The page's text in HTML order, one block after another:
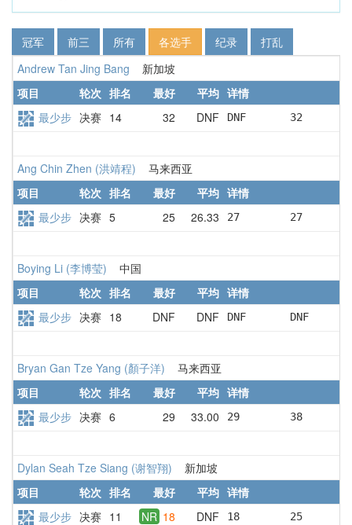
冠军 前三 所有 各选手 纪录
打乱
Andrew Tan Jing Bang 新加坡
项目
轮次 排名 最好 平均 详情
最少步 决赛 14 32 DNF DNF       32
Ang Chin Zhen (洪靖程) 马来西亚
项目
轮次 排名 最好 平均 详情
最少步 决赛 5 25 26.33 27        27
Boying Li (李博莹) 中国
项目
轮次 排名 最好 平均 详情
最少步 决赛 18 DNF DNF DNF       DNF
Bryan Gan Tze Yang (顏子洋) 马来西亚
项目
轮次 排名 最好 平均 详情
最少步 决赛 6 29 33.00 29        38
Dylan Seah Tze Siang (谢智翔) 新加坡
项目
轮次 排名 最好 平均 详情
最少步 决赛 11 NR 18 DNF 18        25